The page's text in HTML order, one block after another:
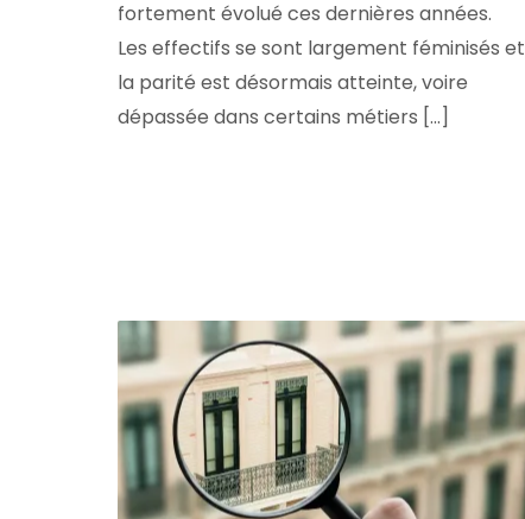
fortement évolué ces dernières années.
Les effectifs se sont largement féminisés et
la parité est désormais atteinte, voire
dépassée dans certains métiers [...]